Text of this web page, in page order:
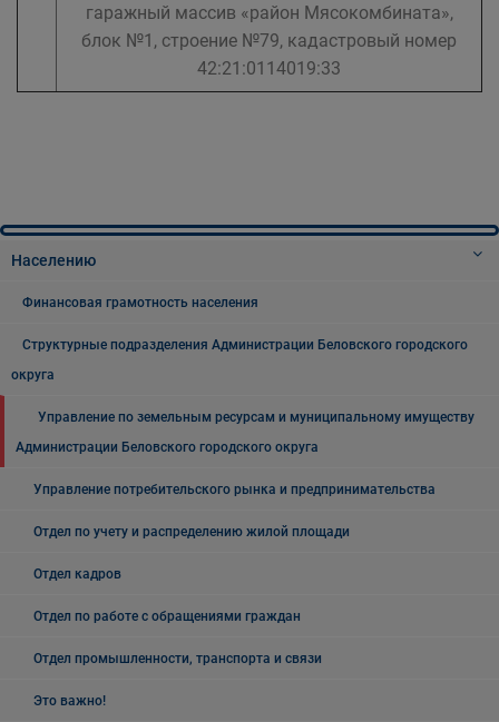
гаражный массив «район Мясокомбината»,
блок №1, строение №79, кадастровый номер
42:21:0114019:33
Населению
Финансовая грамотность населения
Структурные подразделения Администрации Беловского городского
округа
Управление по земельным ресурсам и муниципальному имуществу
Администрации Беловского городского округа
Управление потребительского рынка и предпринимательства
Отдел по учету и распределению жилой площади
Отдел кадров
Отдел по работе с обращениями граждан
Отдел промышленности, транспорта и связи
Это важно!